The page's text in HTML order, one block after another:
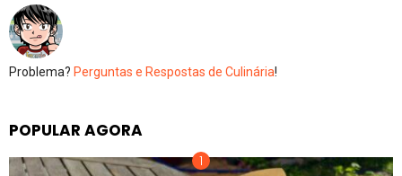
Problema? Perguntas e Respostas de Culinária!
POPULAR AGORA